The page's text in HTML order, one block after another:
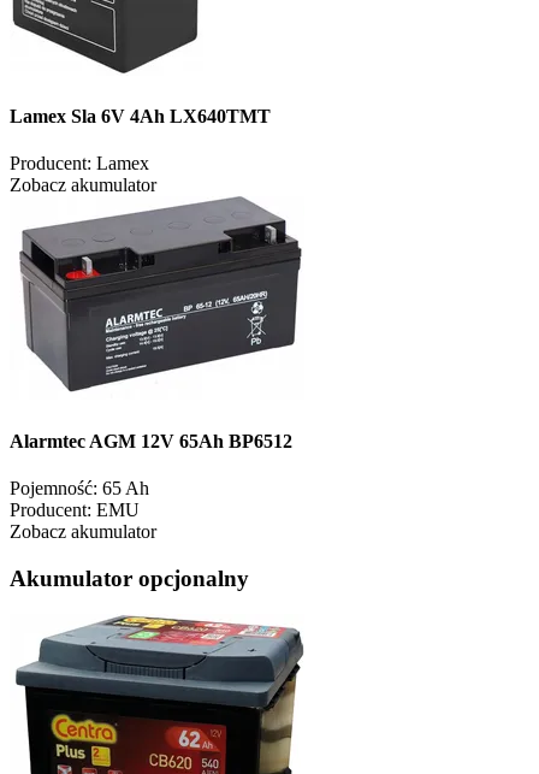
Lamex Sla 6V 4Ah LX640TMT
Producent: Lamex
Zobacz akumulator
Alarmtec AGM 12V 65Ah BP6512
Pojemność: 65 Ah
Producent: EMU
Zobacz akumulator
Akumulator opcjonalny